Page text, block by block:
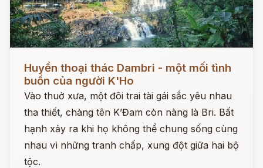
Đọc ngay
Huyền thoại thác Dambri - một mối tình
buồn của người K'Ho
Vào thuở xưa, một đôi trai tài gái sắc yêu nhau
tha thiết, chàng tên K’Đam còn nàng là Bri. Bất
hạnh xảy ra khi họ không thể chung sống cùng
nhau vì những tranh chấp, xung đột giữa hai bộ
tộc.